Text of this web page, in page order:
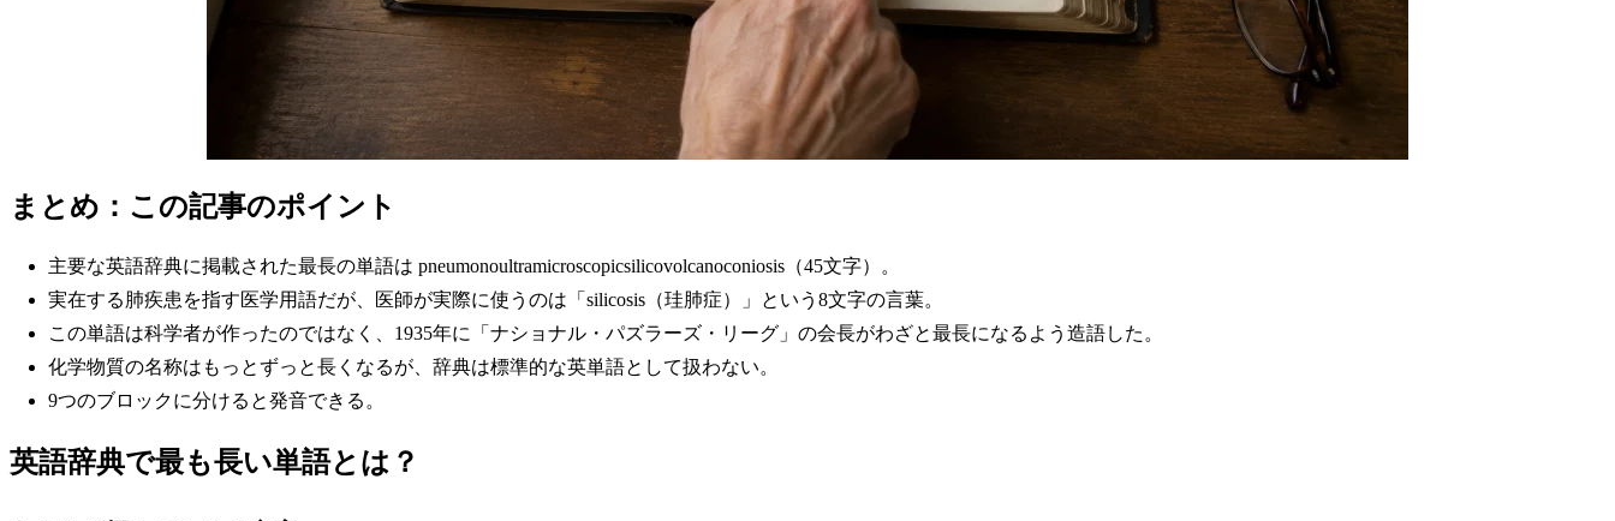
まとめ：この記事のポイント
主要な英語辞典に掲載された最長の単語は pneumonoultramicroscopicsilicovolcanoconiosis（45文字）。
実在する肺疾患を指す医学用語だが、医師が実際に使うのは「silicosis（珪肺症）」という8文字の言葉。
この単語は科学者が作ったのではなく、1935年に「ナショナル・パズラーズ・リーグ」の会長がわざと最長になるよう造語した。
化学物質の名称はもっとずっと長くなるが、辞典は標準的な英単語として扱わない。
9つのブロックに分けると発音できる。
英語辞典で最も長い単語とは？